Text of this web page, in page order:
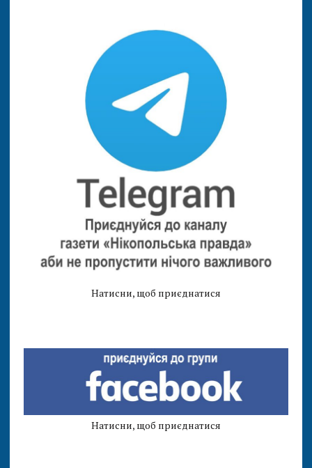
Натисни, щоб приєднатися
Натисни, щоб приєднатися